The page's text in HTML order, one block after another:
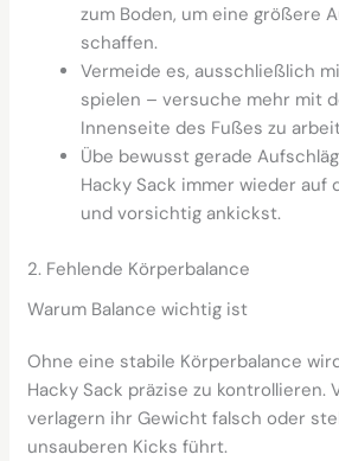
zum Boden, um eine größere
schaffen.
Vermeide es, ausschließlich
spielen – versuche mehr mit
Innenseite des Fußes zu
Übe bewusst gerade
Hacky Sack immer wieder auf
und vorsichtig ankickst.
2. Fehlende Körperbalance
Warum Balance wichtig ist
Ohne eine stabile Körperbalance
Hacky Sack präzise zu kontrollieren.
verlagern ihr Gewicht falsch oder
unsauberen Kicks führt.